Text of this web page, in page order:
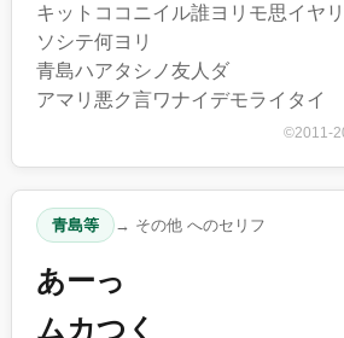
キットココニイル誰ヨリモ思イヤ
ソシテ何ヨリ
青島ハアタシノ友人ダ
アマリ悪ク言ワナイデモライタイ
©2011-
青島等 → その他 へのセリフ
あーっ
ムカつく